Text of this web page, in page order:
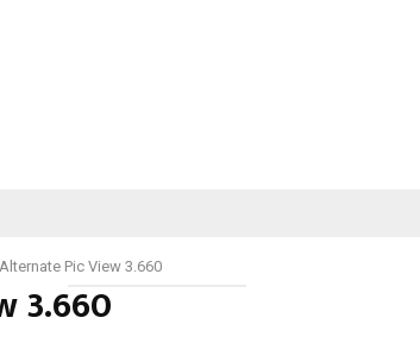
Alternate Pic View 3.660
3.660